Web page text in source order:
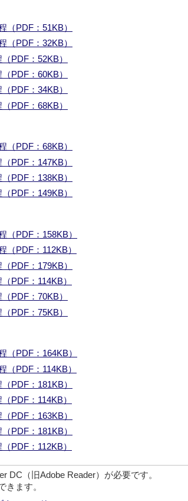
（PDF：51KB）
（PDF：32KB）
PDF：52KB）
PDF：60KB）
PDF：34KB）
PDF：68KB）
（PDF：68KB）
PDF：147KB）
PDF：138KB）
PDF：149KB）
（PDF：158KB）
PDF：112KB）
PDF：179KB）
PDF：114KB）
PDF：70KB）
PDF：75KB）
（PDF：164KB）
PDF：114KB）
PDF：181KB）
PDF：114KB）
PDF：163KB）
PDF：181KB）
PDF：112KB）
DC（旧Adobe Reader）が必要です。
きます。